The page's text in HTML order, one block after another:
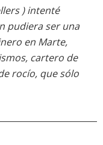
) intenté
pudiera ser una
en Marte,
cartero de
rocío, que sólo